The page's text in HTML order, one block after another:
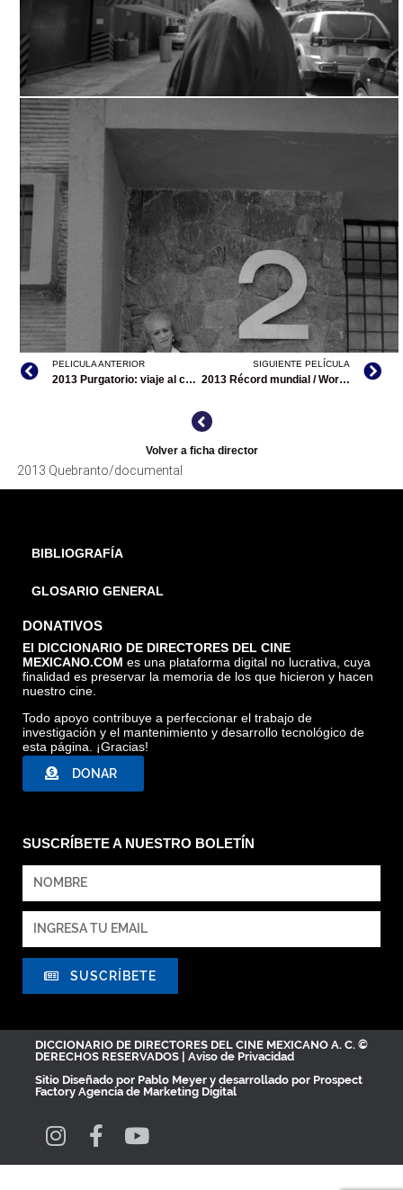
PELICULA ANTERIOR
2013 Purgatorio: viaje al corazón de la frontera/documental
SIGUIENTE PELÍCULA
2013 Récord mundial / World Record/documental
Volver a ficha director
2013 Quebranto/documental
BIBLIOGRAFÍA
GLOSARIO GENERAL
DONATIVOS
El DICCIONARIO DE DIRECTORES DEL CINE
MEXICANO.COM es una plataforma digital no lucrativa, cuya
finalidad es preservar la memoria de los que hicieron y hacen
nuestro cine.
Todo apoyo contribuye a perfeccionar el trabajo de
investigación y el mantenimiento y desarrollo tecnológico de
esta página. ¡Gracias!
DONAR
SUSCRÍBETE A NUESTRO BOLETÍN
SUSCRÍBETE
DICCIONARIO DE DIRECTORES DEL CINE MEXICANO A. C. ©
DERECHOS RESERVADOS | Aviso de Privacidad
Sitio Diseñado por Pablo Meyer y desarrollado por Prospect
Factory Agencia de Marketing Digital